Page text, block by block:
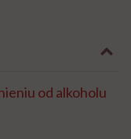
od alkoholu